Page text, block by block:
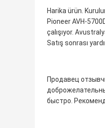
Harika ürün.
Pioneer AVH-
çalışıyor.
Satış sonrası
Продавец
быстро.